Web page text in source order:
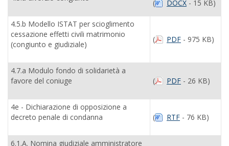
( DOCX - 15 KB)
4.5.b Modello ISTAT per scioglimento
cessazione effetti civili matrimonio
(congiunto e giudiziale)
( PDF - 975 KB)
4.7.a Modulo fondo di solidarietà a
favore del coniuge
( PDF - 26 KB)
4e - Dichiarazione di opposizione a
decreto penale di condanna
( RTF - 76 KB)
6.1.A. Nomina giudiziale amministratore